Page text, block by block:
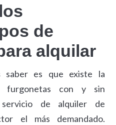
de
alquilar
saber es que existe la
furgonetas con y sin
de alquiler de
el más demandado.